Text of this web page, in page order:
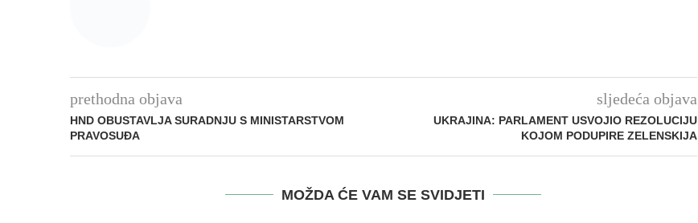
prethodna objava
HND OBUSTAVLJA SURADNJU S MINISTARSTVOM
PRAVOSUĐA
sljedeća objava
UKRAJINA: PARLAMENT USVOJIO REZOLUCIJU
KOJOM PODUPIRE ZELENSKIJA
MOŽDA ĆE VAM SE SVIDJETI